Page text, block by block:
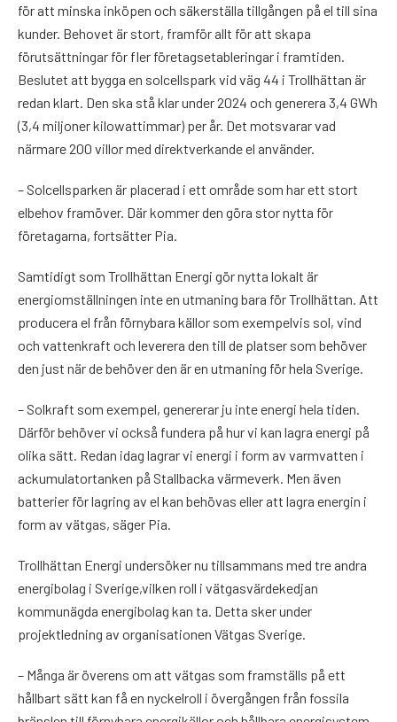
för att minska inköpen och säkerställa tillgången på el till sina
kunder. Behovet är stort, framför allt för att skapa
förutsättningar för fler företagsetableringar i framtiden.
Beslutet att bygga en solcellspark vid väg 44 i Trollhättan är
redan klart. Den ska stå klar under 2024 och generera 3,4 GWh
(3,4 miljoner kilowattimmar) per år. Det motsvarar vad
närmare 200 villor med direktverkande el använder.
– Solcellsparken är placerad i ett område som har ett stort
elbehov framöver. Där kommer den göra stor nytta för
företagarna, fortsätter Pia.
Samtidigt som Trollhättan Energi gör nytta lokalt är
energiomställningen inte en utmaning bara för Trollhättan. Att
producera el från förnybara källor som exempelvis sol, vind
och vattenkraft och leverera den till de platser som behöver
den just när de behöver den är en utmaning för hela Sverige.
– Solkraft som exempel, genererar ju inte energi hela tiden.
Därför behöver vi också fundera på hur vi kan lagra energi på
olika sätt. Redan idag lagrar vi energi i form av varmvatten i
ackumulatortanken på Stallbacka värmeverk. Men även
batterier för lagring av el kan behövas eller att lagra energin i
form av vätgas, säger Pia.
Trollhättan Energi undersöker nu tillsammans med tre andra
energibolag i Sverige,vilken roll i vätgasvärdekedjan
kommunägda energibolag kan ta. Detta sker under
projektledning av organisationen Vätgas Sverige.
– Många är överens om att vätgas som framställs på ett
hållbart sätt kan få en nyckelroll i övergången från fossila